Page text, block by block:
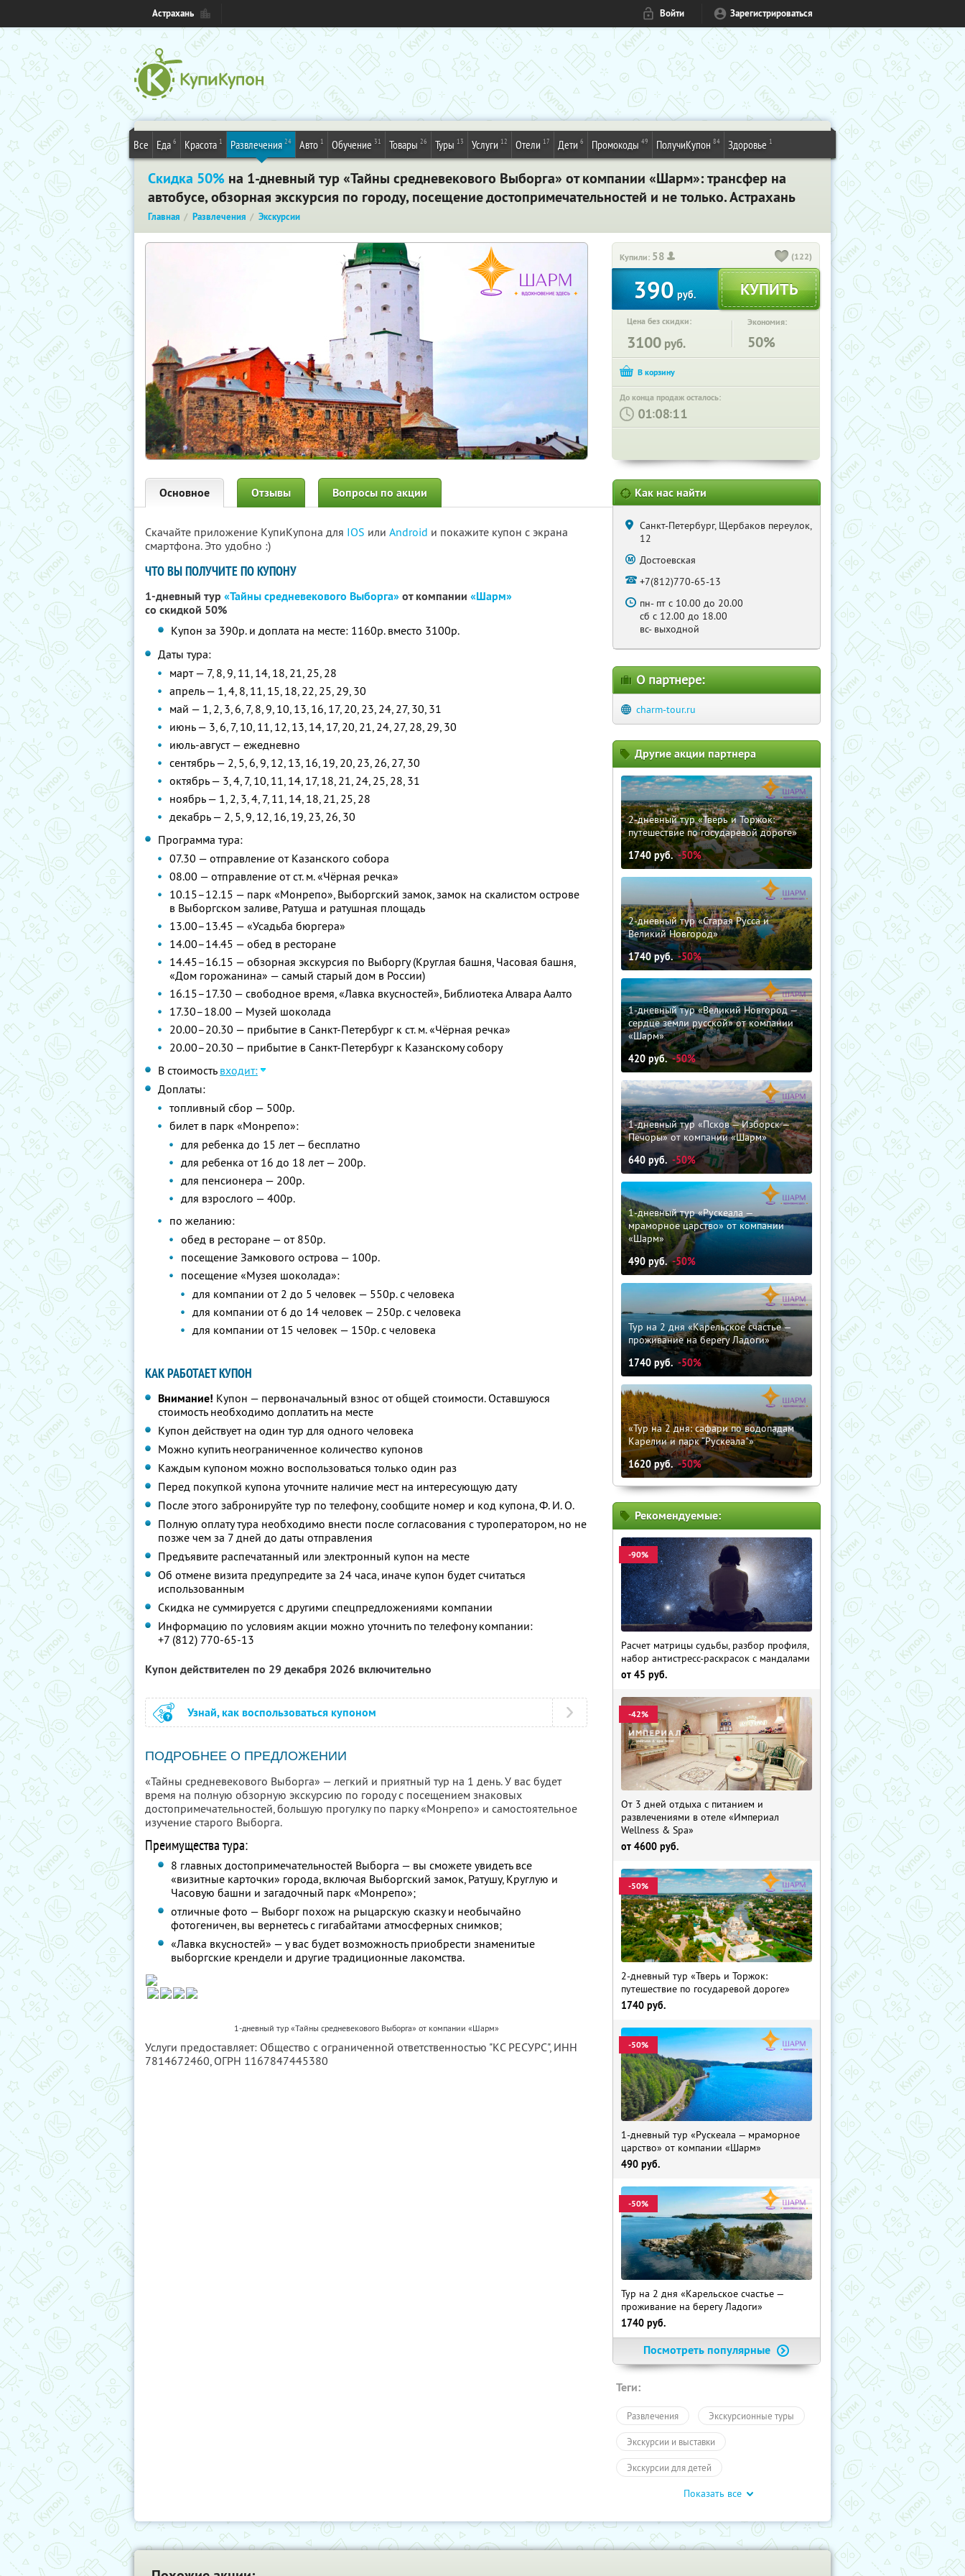
Астрахань Войти Зарегистрироваться
Все Еда 6 Красота 1 Развлечения 24 Авто 1 Обучение 31 Товары 26 Туры 13 Услуги 12 Отели 17 Дети 6 Промокоды 49 ПолучиКупон 84 Здоровье 1
Скидка 50% на 1-дневный тур «Тайны средневекового Выборга» от компании «Шарм»: трансфер на
автобусе, обзорная экскурсия по городу, посещение достопримечательностей и не только. Астрахань
Главная Развлечения Экскурсии
Купили: 58 (122)
390 руб.
Цена без скидки:
3100 руб.
Экономия:
50%
До конца продаж осталось:
: :
Основное Отзывы Вопросы по акции
Скачайте приложение КупиКупона для IOS или Android и покажите купон с экрана
смартфона. Это удобно :)
ЧТО ВЫ ПОЛУЧИТЕ ПО КУПОНУ
1-дневный тур «Тайны средневекового Выборга»от компании «Шарм»
со скидкой 50%
Купон за 390р. и доплата на месте: 1160р. вместо 3100р.
Даты тура:
март — 7, 8, 9, 11, 14, 18, 21, 25, 28
апрель — 1, 4, 8, 11, 15, 18, 22, 25, 29, 30
май — 1, 2, 3, 6, 7, 8, 9, 10, 13, 16, 17, 20, 23, 24, 27, 30, 31
июнь — 3, 6, 7, 10, 11, 12, 13, 14, 17, 20, 21, 24, 27, 28, 29, 30
июль-август — ежедневно
сентябрь — 2, 5, 6, 9, 12, 13, 16, 19, 20, 23, 26, 27, 30
октябрь — 3, 4, 7, 10, 11, 14, 17, 18, 21, 24, 25, 28, 31
ноябрь — 1, 2, 3, 4, 7, 11, 14, 18, 21, 25, 28
декабрь — 2, 5, 9, 12, 16, 19, 23, 26, 30
Программа тура:
07.30 — отправление от Казанского собора
08.00 — отправление от ст. м. «Чёрная речка»
10.15–12.15 — парк «Монрепо», Выборгский замок, замок на скалистом острове
в Выборгском заливе, Ратуша и ратушная площадь
13.00–13.45 — «Усадьба бюргера»
14.00–14.45 — обед в ресторане
14.45–16.15 — обзорная экскурсия по Выборгу (Круглая башня, Часовая башня,
«Дом горожанина» — самый старый дом в России)
16.15–17.30 — свободное время, «Лавка вкусностей», Библиотека Алвара Аалто
17.30–18.00 — Музей шоколада
20.00–20.30 — прибытие в Санкт-Петербург к ст. м. «Чёрная речка»
20.00–20.30 — прибытие в Санкт-Петербург к Казанскому собору
В стоимость входит:
Доплаты:
топливный сбор — 500р.
билет в парк «Монрепо»:
для ребенка до 15 лет — бесплатно
для ребенка от 16 до 18 лет — 200р.
для пенсионера — 200р.
для взрослого — 400р.
по желанию:
обед в ресторане — от 850р.
посещение Замкового острова — 100р.
посещение «Музея шоколада»:
для компании от 2 до 5 человек — 550р. с человека
для компании от 6 до 14 человек — 250р. с человека
для компании от 15 человек — 150р. с человека
КАК РАБОТАЕТ КУПОН
Внимание! Купон — первоначальный взнос от общей стоимости. Оставшуюся
стоимость необходимо доплатить на месте
Купон действует на один тур для одного человека
Можно купить неограниченное количество купонов
Каждым купоном можно воспользоваться только один раз
Перед покупкой купона уточните наличие мест на интересующую дату
После этого забронируйте тур по телефону, сообщите номер и код купона,Ф. И. О.
Полную оплату тура необходимо внести после согласования с туроператором, но не
позже чем за 7 дней до даты отправления
Предъявите распечатанный или электронный купон на месте
Об отмене визита предупредите за 24 часа, иначе купон будет считаться
использованным
Скидка не суммируется с другими спецпредложениями компании
Информацию по условиям акции можно уточнить по телефону компании:
+7 (812) 770-65-13
Купон действителен по 29 декабря 2026 включительно
Узнай, как воспользоваться купоном
ПОДРОБНЕЕ О ПРЕДЛОЖЕНИИ
«Тайны средневекового Выборга» — легкий и приятный тур на 1 день. У вас будет
время на полную обзорную экскурсию по городу с посещением знаковых
достопримечательностей, большую прогулку по парку «Монрепо» и самостоятельное
изучение старого Выборга.
Преимущества тура:
8 главных достопримечательностей Выборга — вы сможете увидеть все
«визитные карточки» города, включая Выборгский замок, Ратушу, Круглую и
Часовую башни и загадочный парк «Монрепо»;
отличные фото — Выборг похож на рыцарскую сказку и необычайно
фотогеничен, вы вернетесь с гигабайтами атмосферных снимков;
«Лавка вкусностей» — у вас будет возможность приобрести знаменитые
выборгские крендели и другие традиционные лакомства.
1-дневный тур «Тайны средневекового Выборга» от компании «Шарм»
Услуги предоставляет: Общество с ограниченной ответственностью "КС РЕСУРС", ИНН
7814672460, ОГРН 1167847445380
Как нас найти
Санкт-Петербург, Щербаков переулок,
12
Достоевская
+7(812)770-65-13
пн- пт с 10.00 до 20.00
сб с 12.00 до 18.00
вс- выходной
О партнере:
charm-tour.ru
Другие акции партнера
2-дневный тур «Тверь и Торжок:
путешествие по государевой дороге»
1740руб. -50%
2-дневный тур «Старая Русса и
Великий Новгород»
1740руб. -50%
1-дневный тур «Великий Новгород —
сердце земли русской» от компании
«Шарм»
420 руб. -50%
1-дневный тур «Псков — Изборск —
Печоры» от компании «Шарм»
640 руб. -50%
1-дневный тур «Рускеала —
мраморное царство» от компании
«Шарм»
490 руб. -50%
Тур на 2 дня «Карельское счастье —
проживание на берегу Ладоги»
1740 руб. -50%
«Тур на 2 дня: сафари по водопадам
Карелии и парк “Рускеала"»
1620руб. -50%
Рекомендуемые:
-90%
Расчет матрицы судьбы, разбор профиля,
набор антистресс-раскрасок с мандалами
от 45 руб.
-42%
От 3 дней отдыха с питанием и
развлечениями в отеле «Империал
Wellness & Spa»
от 4600 руб.
-50%
2-дневный тур «Тверь и Торжок:
путешествие по государевой дороге»
1740 руб.
-50%
1-дневный тур «Рускеала — мраморное
царство» от компании «Шарм»
490 руб.
-50%
Тур на 2 дня «Карельское счастье —
проживание на берегу Ладоги»
1740 руб.
Посмотреть популярные
Теги:
Развлечения Экскурсионные туры
Экскурсии и выставки
Экскурсии для детей
Автобусные экскурсии
Пешие экскурсии Экскурсии
Санкт-Петербург Туры
Показать все